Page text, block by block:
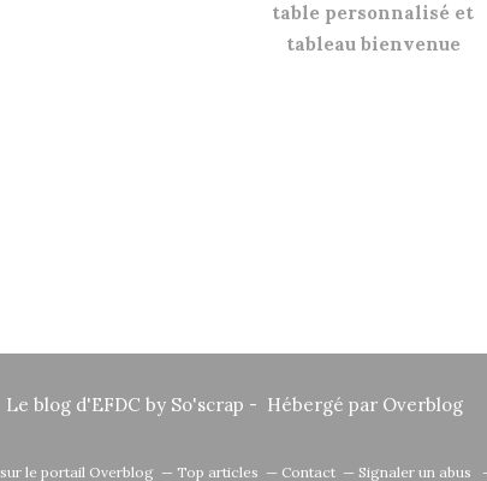
table personnalisé et
tableau bienvenue
Le blog d'EFDC by So'scrap - Hébergé par Overblog
sur le portail Overblog Top articles Contact Signaler un abus